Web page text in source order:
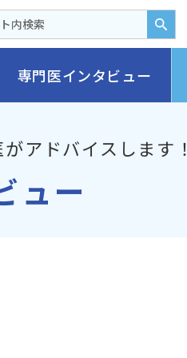
専門医インタビュー
アドバイスします！
ュー